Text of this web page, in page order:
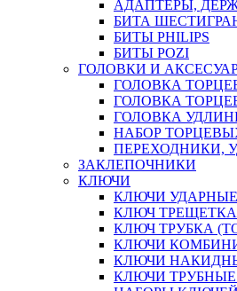
АДАПТЕРЫ,
БИТА
БИТЫ PHILIPS
БИТЫ POZI
ГОЛОВКИ И
ГОЛОВКА
ГОЛОВКА
ГОЛОВКА
НАБОР
ПЕРЕХОДНИКИ,
ЗАКЛЕПОЧНИКИ
КЛЮЧИ
КЛЮЧИ УДАРНЫЕ
КЛЮЧ ТРЕЩЕТКА
КЛЮЧ ТРУБКА
КЛЮЧИ
КЛЮЧИ
КЛЮЧИ